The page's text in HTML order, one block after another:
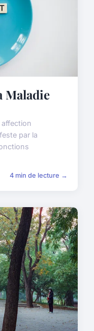
Maladie
affection
par la
4 min de lecture →